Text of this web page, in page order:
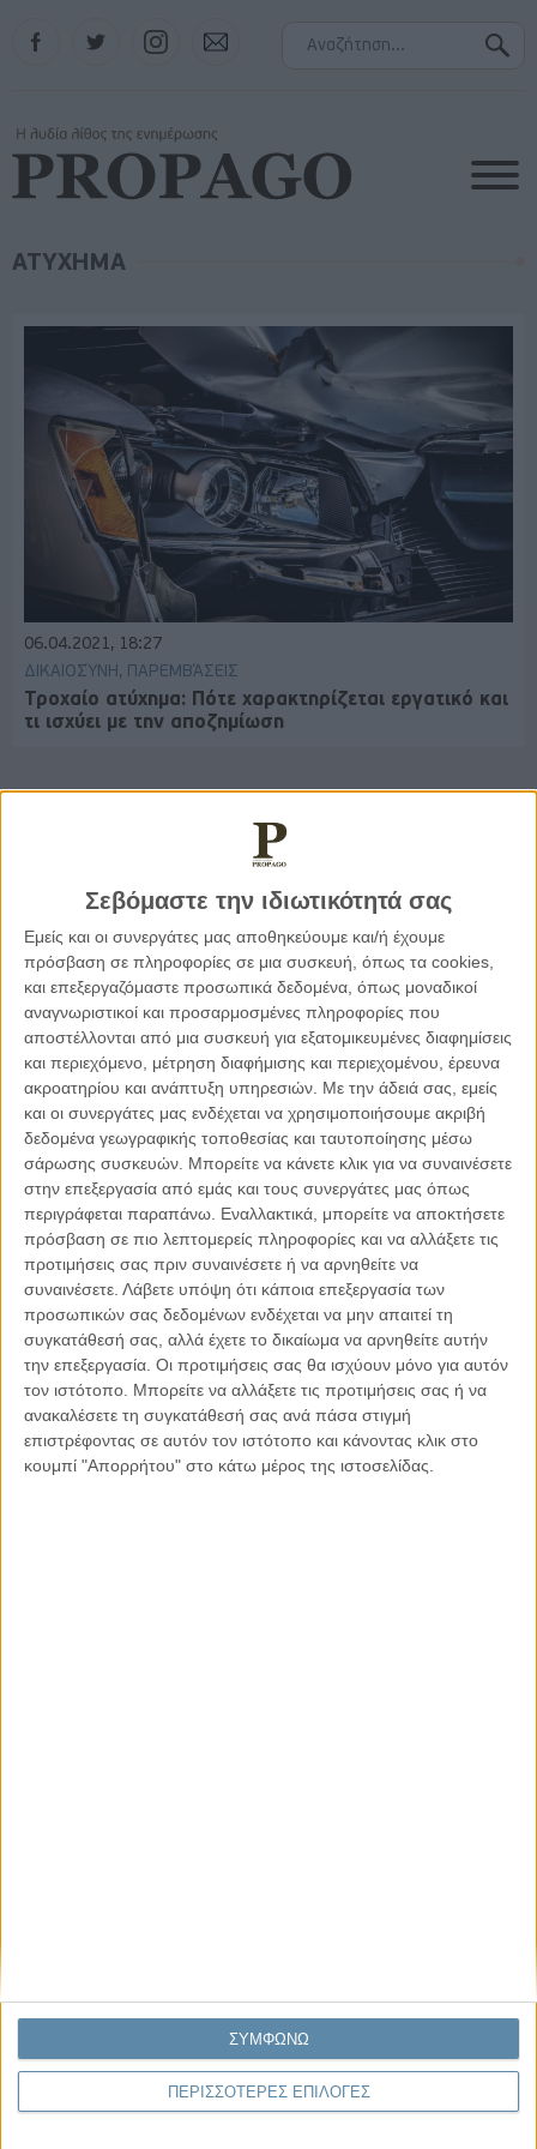
Σεβόμαστε την ιδιωτικότητά σας
Εμείς και οι συνεργάτες μας αποθηκεύουμε και/ή έχουμε
πρόσβαση σε πληροφορίες σε μια συσκευή, όπως τα cookies,
και επεξεργαζόμαστε προσωπικά δεδομένα, όπως μοναδικοί
αναγνωριστικοί και προσαρμοσμένες πληροφορίες που
αποστέλλονται από μια συσκευή για εξατομικευμένες διαφημίσεις
και περιεχόμενο, μέτρηση διαφήμισης και περιεχομένου, έρευνα
ακροατηρίου και ανάπτυξη υπηρεσιών. Με την άδειά σας, εμείς
και οι συνεργάτες μας ενδέχεται να χρησιμοποιήσουμε ακριβή
δεδομένα γεωγραφικής τοποθεσίας και ταυτοποίησης μέσω
σάρωσης συσκευών. Μπορείτε να κάνετε κλικ για να συναινέσετε
στην επεξεργασία από εμάς και τους συνεργάτες μας όπως
περιγράφεται παραπάνω. Εναλλακτικά, μπορείτε να αποκτήσετε
πρόσβαση σε πιο λεπτομερείς πληροφορίες και να αλλάξετε τις
προτιμήσεις σας πριν συναινέσετε ή να αρνηθείτε να
συναινέσετε. Λάβετε υπόψη ότι κάποια επεξεργασία των
προσωπικών σας δεδομένων ενδέχεται να μην απαιτεί τη
συγκατάθεσή σας, αλλά έχετε το δικαίωμα να αρνηθείτε αυτήν
την επεξεργασία. Οι προτιμήσεις σας θα ισχύουν μόνο για αυτόν
τον ιστότοπο. Μπορείτε να αλλάξετε τις προτιμήσεις σας ή να
ανακαλέσετε τη συγκατάθεσή σας ανά πάσα στιγμή
επιστρέφοντας σε αυτόν τον ιστότοπο και κάνοντας κλικ στο
κουμπί "Απορρήτου" στο κάτω μέρος της ιστοσελίδας.
ΠΕΡΙΣΣΟΤΕΡΕΣ ΕΠΙΛΟΓΕΣ
ΣΥΜΦΩΝΩ
Instagram
ΑΤΥΧΗΜΑ
06.04.2021, 18:27
ΔΙΚΑΙΟΣΎΝΗ, ΠΑΡΕΜΒΆΣΕΙΣ
Τροχαίο ατύχημα: Πότε χαρακτηρίζεται εργατικό και
τι ισχύει με την αποζημίωση
Κέλλυ Καμπάκη
Κέλλυ Καμπάκη: Η μαμά της Έμμας
γράφει για την “ισόβια καταδίκη
της”
Γιάννης Πανούσης
Οι μόνοι αθώοι
Αντώνιος Ντακανάλης
Τέμπη: Η Κορυφή του Παγόβουνου
μιας Κοινωνίας που βράζει
Γιάννης Πανούσης
Μικροδιάβολοι ή άγουροι
εγκληματίες; – Άρθρο – παρέμβαση
στο Propago του Γιάννη Πανούση
Να αφήνεις τους ανθρώπους να είναι (letting